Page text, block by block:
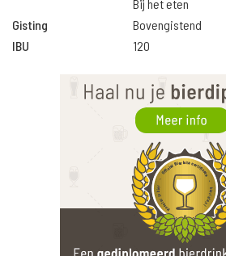
Bij het eten
Gisting
Bovengistend
IBU
120